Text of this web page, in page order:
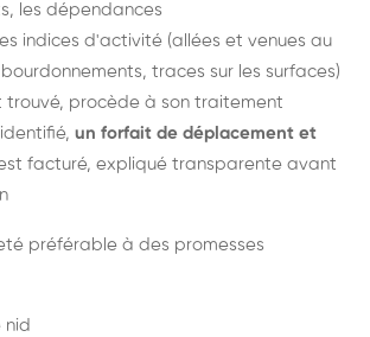
les dépendances
indices d'activité (allées et venues au
traces sur les surfaces)
trouvé, procède à son traitement
un forfait de déplacement et
facturé, expliqué transparente avant
préférable à des promesses
nid